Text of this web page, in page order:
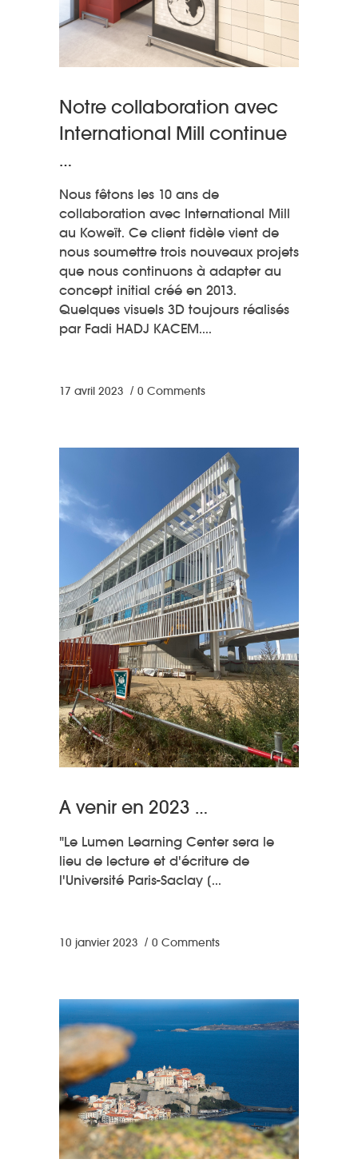
Notre collaboration avec
International Mill continue
…
Nous fêtons les 10 ans de
collaboration avec International Mill
au Koweït. Ce client fidèle vient de
nous soumettre trois nouveaux projets
que nous continuons à adapter au
concept initial créé en 2013.
Quelques visuels 3D toujours réalisés
par Fadi HADJ KACEM.
17 avril 2023 0 Comments
A venir en 2023 …
"Le Lumen Learning Center sera le
lieu de lecture et d'écriture de
l'Université Paris-Saclay [
10 janvier 2023 0 Comments